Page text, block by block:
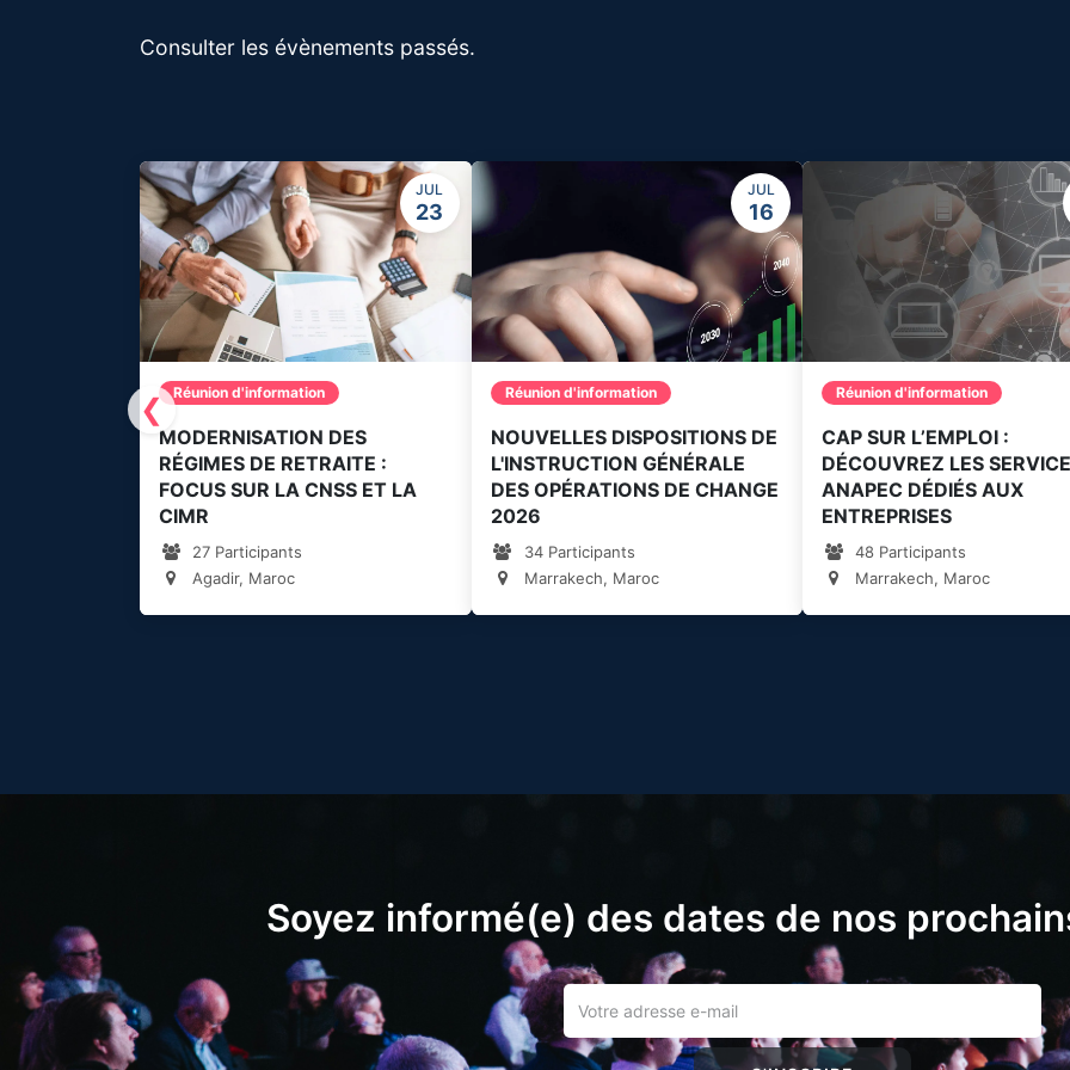
Consulter les évènements passés.
JUL
23
Réunion d'information
MODERNISATION DES
RÉGIMES DE RETRAITE :
FOCUS SUR LA CNSS ET LA
CIMR
27 Participants
Agadir, Maroc
JUL
16
Réunion d'information
NOUVELLES DISPOSITIONS DE
L'INSTRUCTION GÉNÉRALE
DES OPÉRATIONS DE CHANGE
2026
34 Participants
Marrakech, Maroc
Réunion d'information
CAP SUR L’EMPLOI :
DÉCOUVREZ LES
ANAPEC DÉDIÉS AUX
ENTREPRISES
48 Participants
Marrakech, Maroc
❮
Soyez informé(e) des dates de nos